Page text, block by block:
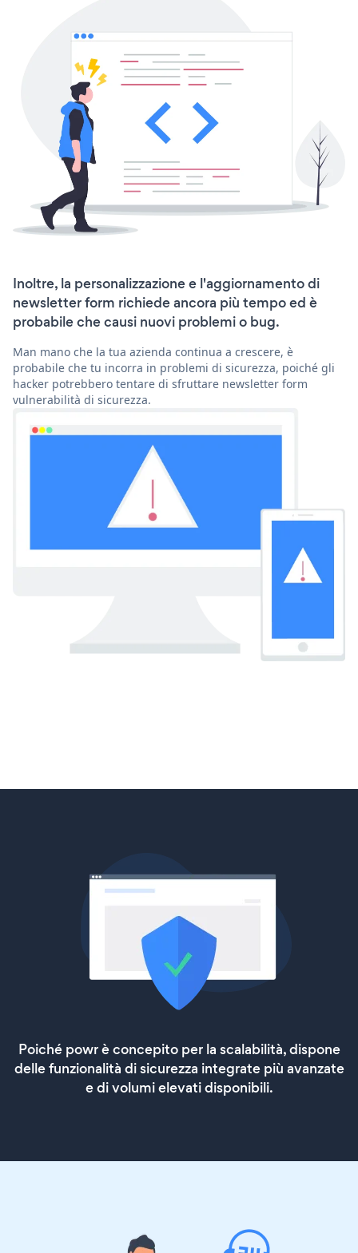
Inoltre, la personalizzazione e l'aggiornamento di
newsletter form richiede ancora più tempo ed è
probabile che causi nuovi problemi o bug.
Man mano che la tua azienda continua a crescere, è
probabile che tu incorra in problemi di sicurezza, poiché gli
hacker potrebbero tentare di sfruttare newsletter form
vulnerabilità di sicurezza.
Poiché powr è concepito per la scalabilità, dispone
delle funzionalità di sicurezza integrate più avanzate
e di volumi elevati disponibili.